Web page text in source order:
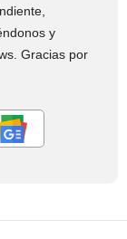
y
Gracias por